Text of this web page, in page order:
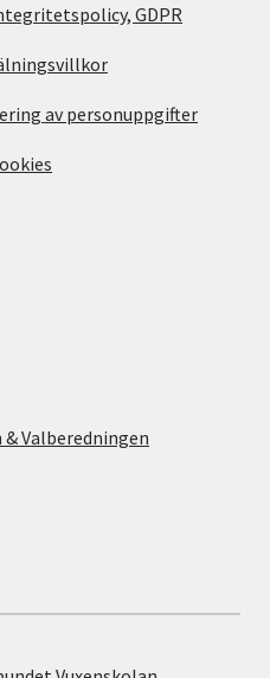
GDPR
av personuppgifter
Valberedningen